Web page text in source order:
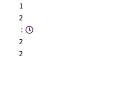
1
2
:
2
2